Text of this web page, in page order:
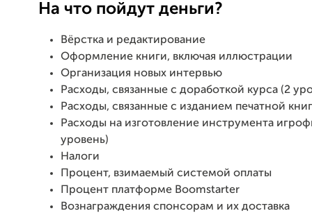
На что пойдут деньги?
Вёрстка и редактирование
Оформление книги, включая иллюстрации
Организация новых интервью
Расходы, связанные с доработкой курса (2
Расходы, связанные с изданием печатной
Расходы на изготовление инструмента
уровень)
Налоги
Процент, взимаемый системой оплаты
Процент платформе Boomstarter
Вознаграждения спонсорам и их доставка